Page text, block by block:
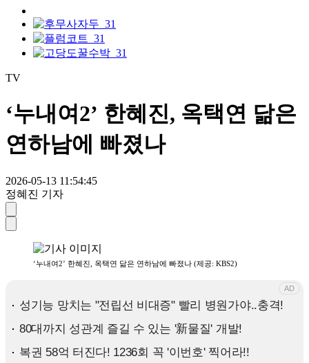
TV
‘누내여2’ 한혜진, 옥택연 닮은
연하남에 빠졌나
2026-05-13 11:54:45
정혜진 기자
‘누내여2’ 한혜진, 옥택연 닮은 연하남에 빠졌나 (제공: KBS2)